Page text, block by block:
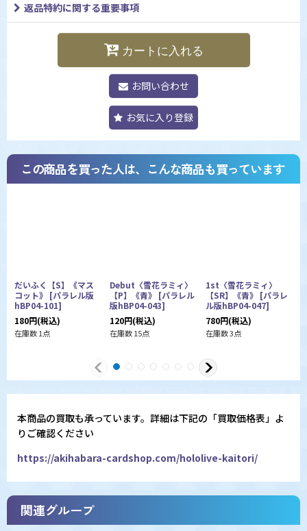
返品特約に関する重要事項
カートに入れる
お問い合わせ
お気に入り登録
この商品を買った人は、こんな商品も買っています
だいふく【S】《マス
コット》 [パラレル版
hBP04-101]
180円(税込)
在庫数 1点
Debut〈雪花ラミィ〉
【P】《青》 [パラレル
版hBP04-043]
120円(税込)
在庫数 15点
1st〈雪花ラミィ〉
【SR】《青》 [パラレ
ル版hBP04-047]
780円(税込)
在庫数 3点
本商品の買取も承っています。詳細は下記の「買取価格表」よ
りご確認ください
https://akihabara-cardshop.com/hololive-kaitori/
関連グループ